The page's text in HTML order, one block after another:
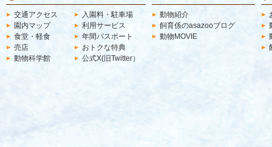
交通アクセス
入園料・駐車場
園内マップ
利用サービス
食堂・軽食
年間パスポート
売店
おトクな特典
動物科学館
公式X(旧Twitter）
動物紹介
飼育係のasazooブログ
動物MOVIE